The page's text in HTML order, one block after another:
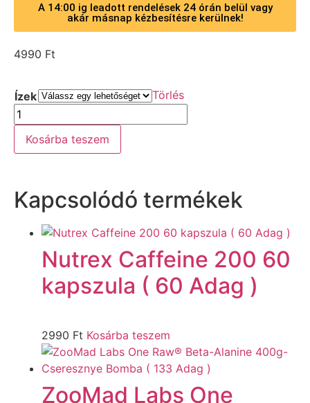
A 14:00 ig leadott rendelések 24 órán belül vagy
akár másnap kézbesítésre kerülnek!
4990 Ft
Ízek Törlés
Kosárba teszem
Kapcsolódó termékek
Nutrex Caffeine 200 60
kapszula ( 60 Adag )
2990 Ft Kosárba teszem
ZooMad Labs One